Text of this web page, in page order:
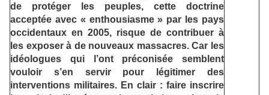
de protéger les peuples, cette doctrine
acceptée avec « enthousiasme » par les pays
occidentaux en 2005, risque de contribuer à
les exposer à de nouveaux massacres. Car les
idéologues qui l’ont préconisée semblent
vouloir s’en servir pour légitimer des
interventions militaires. En clair : faire inscrire